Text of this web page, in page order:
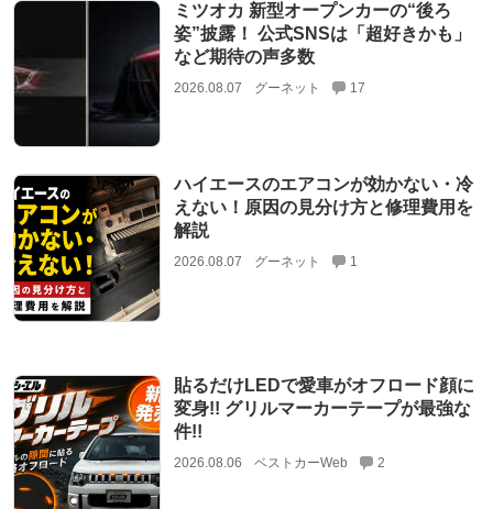
ミツオカ 新型オープンカーの“後ろ
姿”披露！ 公式SNSは「超好きかも」
など期待の声多数
2026.08.07 グーネット 17
ハイエースのエアコンが効かない・冷
えない！原因の見分け方と修理費用を
解説
2026.08.07 グーネット 1
貼るだけLEDで愛車がオフロード顔に
変身!! グリルマーカーテープが最強な
件!!
2026.08.06 ベストカーWeb 2